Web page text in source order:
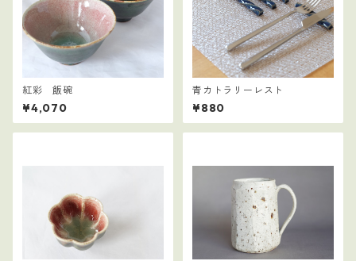
紅彩 飯碗
¥4,070
青カトラリーレスト
¥880